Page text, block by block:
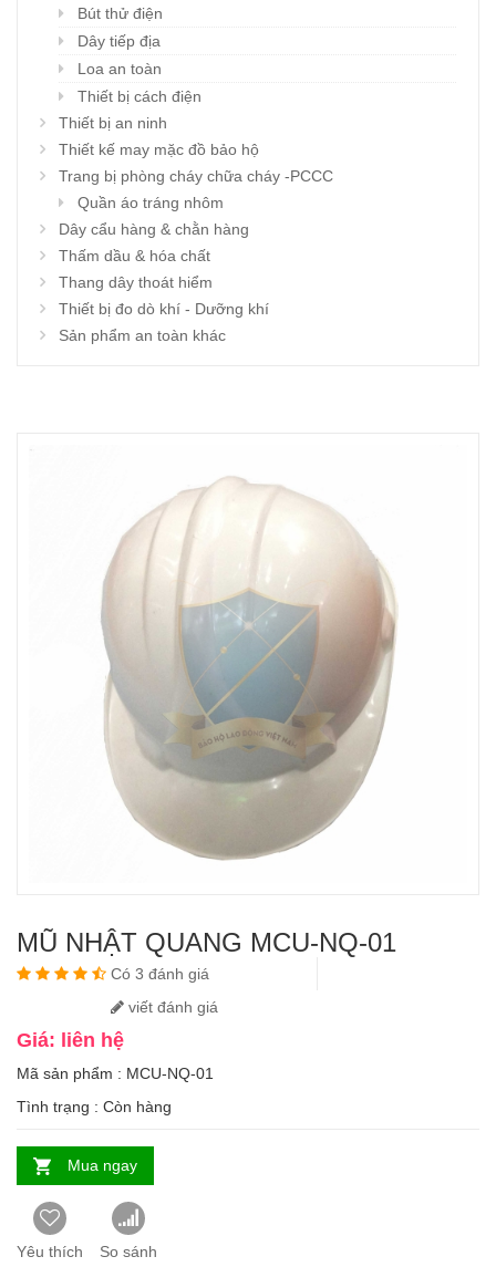
Bút thử điện
Dây tiếp địa
Loa an toàn
Thiết bị cách điện
Thiết bị an ninh
Thiết kế may mặc đồ bảo hộ
Trang bị phòng cháy chữa cháy -PCCC
Quần áo tráng nhôm
Dây cẩu hàng & chằn hàng
Thấm dầu & hóa chất
Thang dây thoát hiểm
Thiết bị đo dò khí - Dưỡng khí
Sản phẩm an toàn khác
MŨ NHẬT QUANG MCU-NQ-01
Có 3 đánh giá
viết đánh giá
Giá: liên hệ
Mã sản phẩm : MCU-NQ-01
Tình trạng : Còn hàng
Mua ngay
Yêu thích So sánh